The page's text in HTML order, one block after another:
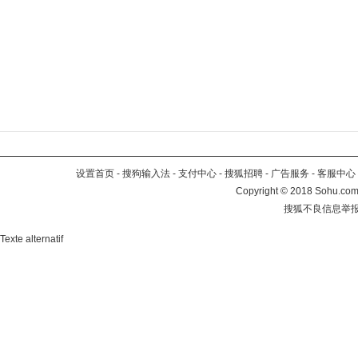
设置首页 - 搜狗输入法 - 支付中心 - 搜狐招聘 - 广告服务 - 客服中心
Copyright©2018
搜狐不良信息举
Texte alternatif